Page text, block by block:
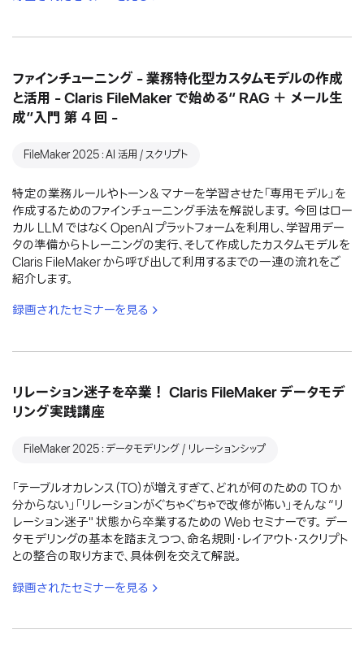
ファインチューニング - 業務特化型カスタムモデルの作成
と活用 - Claris FileMaker で始める“ RAG ＋ メール生
成”入門 第 4 回 -
FileMaker 2025：AI 活用 / スクリプト
特定の業務ルールやトーン＆マナーを学習させた「専用モデル」を
作成するためのファインチューニング手法を解説します。 今回はロー
カル LLM ではなく OpenAI プラットフォームを利用し、学習用デー
タの準備からトレーニングの実行、そして作成したカスタムモデルを
Claris FileMaker から呼び出して利用するまでの一連の流れをご
紹介します。
録画されたセミナーを見る
リレーション迷子を卒業！ Claris FileMaker データモデ
リング実践講座
FileMaker 2025：データモデリング / リレーションシップ
「テーブルオカレンス（TO）が増えすぎて、どれが何のための TO か
分からない」「リレーションがぐちゃぐちゃで改修が怖い」そんな “リ
レーション迷子" 状態から卒業するための Web セミナーです。 デー
タモデリングの基本を踏まえつつ、命名規則・レイアウト・スクリプト
との整合の取り方まで、具体例を交えて解説。
録画されたセミナーを見る